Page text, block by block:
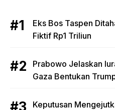
Eks Bos Taspen
Fiktif Rp1 Triliun
Prabowo Jelaskan
Gaza Bentukan
Keputusan